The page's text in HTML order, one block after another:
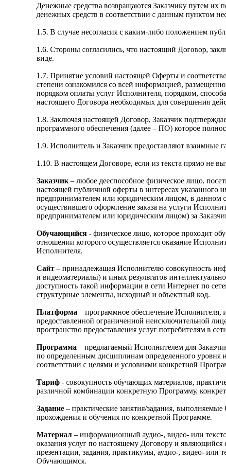
Денежные средства возвращаются Заказчику путем их
денежных средств в соответствии с данным пунктом
1.5. В случае несогласия с каким-либо положением
1.6. Стороны согласились, что настоящий Договор,
виде.
1.7. Принятие условий настоящей Оферты и
степени ознакомился со всей информацией,
порядком оплаты услуг Исполнителя, порядком,
настоящего Договора необходимых для совершения
1.8. Заключая настоящей Договор, Заказчик
программного обеспечения (далее – ПО) которое
1.9. Исполнитель и Заказчик предоставляют взаимные
1.10. В настоящем Договоре, если из текста прямо не
Заказчик – любое дееспособное физическое лицо,
настоящей публичной оферты в интересах указанного
предпринимателем или юридическим лицом, в данном
осуществившего оформление заказа на услуги
предпринимателем или юридическим лицом) за
Обучающийся - физическое лицо, которое проходит
отношении которого осуществляется оказание
Исполнителя.
Сайт – принадлежащая Исполнителю совокупность
и видеоматериалы) и иных результатов
доступность такой информации в сети Интернет по
структурные элементы, исходный и объектный код.
Платформа – программное обеспечение
предоставленной ограниченной неисключительной
пространство предоставления услуг потребителям в
Программа – предлагаемый Исполнителем для
по определенным дисциплинам определенного уровня
соответствии с целями и условиями конкретной
Тариф - совокупность обучающих материалов,
различной комбинации конкретную Программу,
Задание – практические занятия/задания,
прохождения и обучения по конкретной Программе.
Материал – информационный аудио-, видео- или
оказания услуг по настоящему Договору и являющийся
презентации, задания, практикумы, аудио-, видео-
Обучающимся.